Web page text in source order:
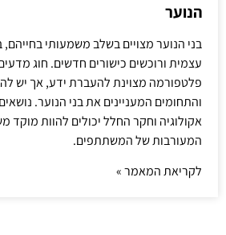
הנוער
בני הנוער מצויים בשלב משמעותי
עצמית ורוכשים כישורים חדשים. חוג מדעים
פלטפורמה מצוינת להעברת ידע, אך יש
והתחומים המעניינים את בני הנוער.
אקולוגיה וחקר החלל יכולים להוות מוקד
המעורבות של המשתתפים.
לקריאת המאמר »